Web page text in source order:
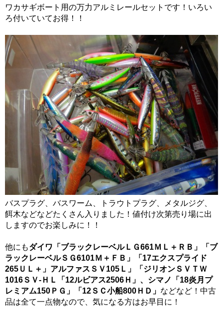
ワカサギボート用の万力アルミレールセットです！いろい
ろ付いていてお得！！
バスプラグ、バスワーム、トラウトプラグ、メタルジグ、
餌木などなどたくさん入りました！値付け次第売り場に出
しますのでお楽しみに！！
他にもダイワ「ブラックレーベルＬＧ661ＭＬ＋ＲＢ」「ブ
ラックレーベルＳＧ6101Ｍ＋ＦＢ」「17エクスプライド
265ＵＬ＋」アルファスＳＶ105Ｌ」「ジリオンＳＶＴＷ
1016ＳＶ-ＨＬ「12ルビアス2506Ｈ」、シマノ「18炎月プ
レミアム150ＰＧ」「12ＳＣ小船800ＨＤ」 などなど！中古
品は全て一点物なので、気になる方はお早目に！